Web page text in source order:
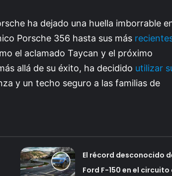
ha dejado una huella imborrable
Porsche 356 hasta sus más
el aclamado Taycan y el próximo
allá de su éxito, ha decidido utilizar
y un techo seguro a las familias de
El récord desconocido
Ford F-150 en el circuito